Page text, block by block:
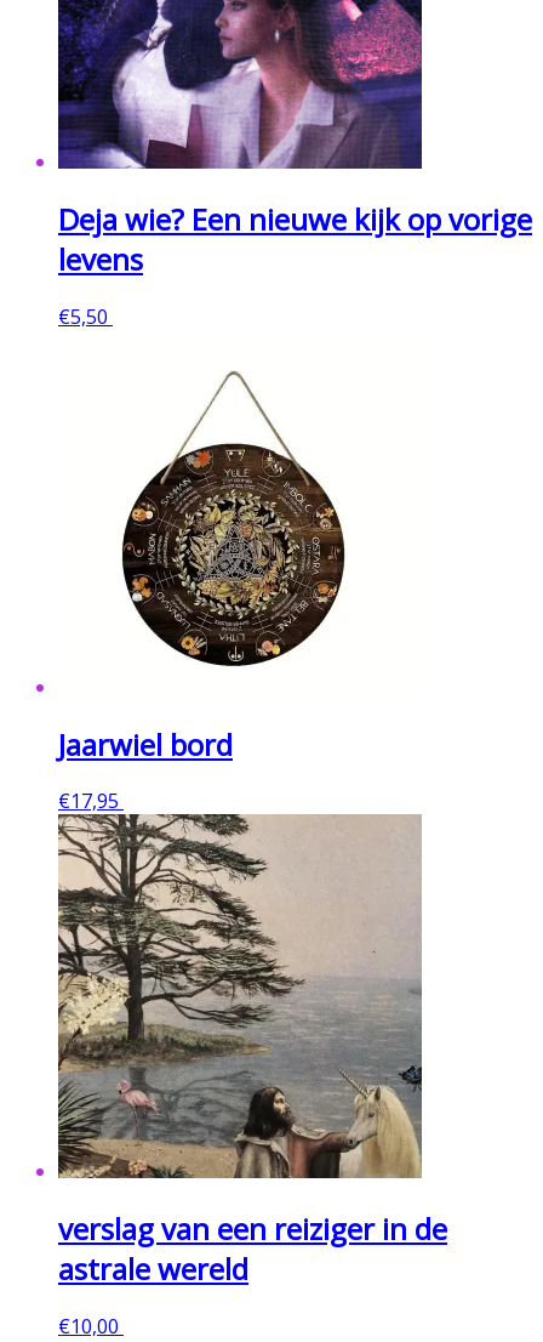
Deja wie? Een nieuwe kijk op vorige
levens
€5,50
Jaarwiel bord
€17,95
verslag van een reiziger in de
astrale wereld
€10,00